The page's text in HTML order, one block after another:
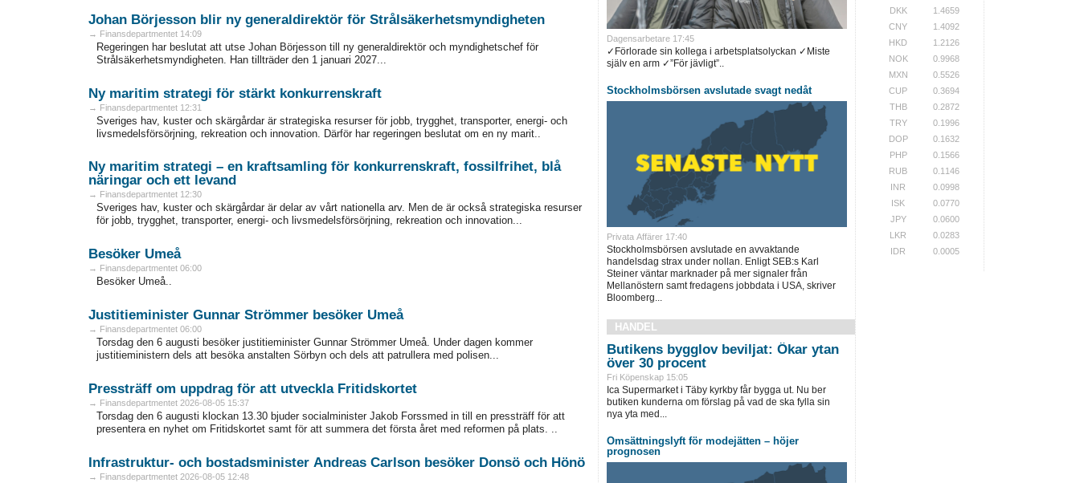
Johan Börjesson blir ny generaldirektör för Strålsäkerhetsmyndigheten
→ Finansdepartmentet 14:09
Regeringen har beslutat att utse Johan Börjesson till ny generaldirektör och myndighetschef för
Strålsäkerhetsmyndigheten. Han tillträder den 1 januari 2027...
Ny maritim strategi för stärkt konkurrenskraft
→ Finansdepartmentet 12:31
Sveriges hav, kuster och skärgårdar är strategiska resurser för jobb, trygghet, transporter, energi- och
livsmedelsförsörjning, rekreation och innovation. Därför har regeringen beslutat om en ny marit..
Ny maritim strategi – en kraftsamling för konkurrenskraft, fossilfrihet, blå
näringar och ett levand
→ Finansdepartmentet 12:30
Sveriges hav, kuster och skärgårdar är delar av vårt nationella arv. Men de är också strategiska resurser
för jobb, trygghet, transporter, energi- och livsmedelsförsörjning, rekreation och innovation...
Besöker Umeå
→ Finansdepartmentet 06:00
Besöker Umeå..
Justitieminister Gunnar Strömmer besöker Umeå
→ Finansdepartmentet 06:00
Torsdag den 6 augusti besöker justitieminister Gunnar Strömmer Umeå. Under dagen kommer
justitieministern dels att besöka anstalten Sörbyn och dels att patrullera med polisen...
Pressträff om uppdrag för att utveckla Fritidskortet
→ Finansdepartmentet 2026-08-05 15:37
Torsdag den 6 augusti klockan 13.30 bjuder socialminister Jakob Forssmed in till en pressträff för att
presentera en nyhet om Fritidskortet samt för att summera det första året med reformen på plats. ..
Infrastruktur- och bostadsminister Andreas Carlson besöker Donsö och Hönö
→ Finansdepartmentet 2026-08-05 12:48
Dagensarbetare 17:45
✓Förlorade sin kollega i arbetsplatsolyckan ✓Miste
själv en arm ✓”För jävligt”..
Stockholmsbörsen avslutade svagt nedåt
Privata Affärer 17:40
Stockholmsbörsen avslutade en avvaktande
handelsdag strax under nollan. Enligt SEB:s Karl
Steiner väntar marknader på mer signaler från
Mellanöstern samt fredagens jobbdata i USA, skriver
Bloomberg...
HANDEL
Butikens bygglov beviljat: Ökar ytan
över 30 procent
Fri Köpenskap 15:05
Ica Supermarket i Täby kyrkby får bygga ut. Nu ber
butiken kunderna om förslag på vad de ska fylla sin
nya yta med...
Omsättningslyft för modejätten – höjer
prognosen
DKK
1.4659
CNY
1.4092
HKD
1.2126
NOK
0.9968
MXN
0.5526
CUP
0.3694
THB
0.2872
TRY
0.1996
DOP
0.1632
PHP
0.1566
RUB
0.1146
INR
0.0998
ISK
0.0770
JPY
0.0600
LKR
0.0283
IDR
0.0005